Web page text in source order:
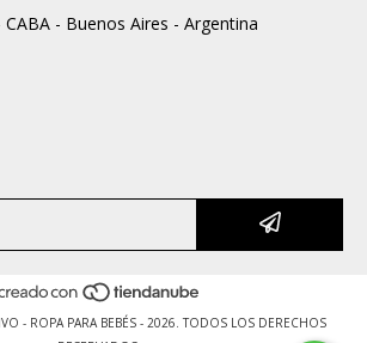
- Buenos Aires - Argentina
- ROPA PARA BEBÉS - 2026. TODOS LOS DERECHOS